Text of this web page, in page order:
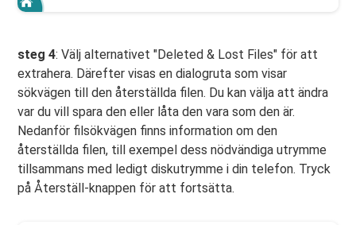
steg 4: Välj alternativet "Deleted & Lost Files" för att
extrahera. Därefter visas en dialogruta som visar
sökvägen till den återställda filen. Du kan välja att ändra
var du vill spara den eller låta den vara som den är.
Nedanför filsökvägen finns information om den
återställda filen, till exempel dess nödvändiga utrymme
tillsammans med ledigt diskutrymme i din telefon. Tryck
på Återställ-knappen för att fortsätta.